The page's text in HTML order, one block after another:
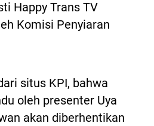
Happy Trans TV
Komisi Penyiaran
situs KPI, bahwa
oleh presenter Uya
akan diberhentikan